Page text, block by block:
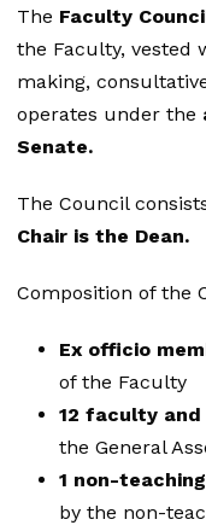
The Faculty
the Faculty, vested
making,
operates under the
Senate.
The Council
Chair is the Dean.
Composition of the
Ex officio
of the Faculty
12 faculty and
the General
1 non-
by the non-